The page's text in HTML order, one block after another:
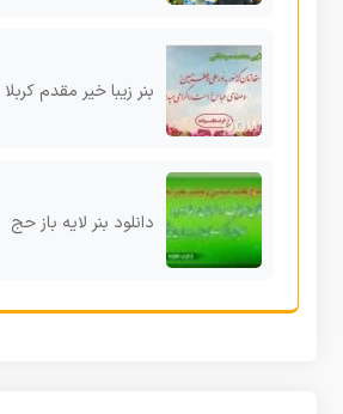
بنر زیبا خیر مقدم کربلا
دانلود بنر لایه باز حج